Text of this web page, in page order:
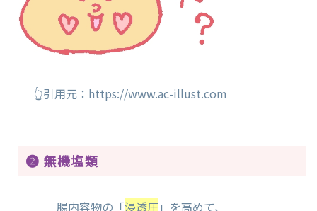
👆引用元：https://www.ac-illust.com
❷ 無機塩類
腸内容物の「浸透圧」を高めて、